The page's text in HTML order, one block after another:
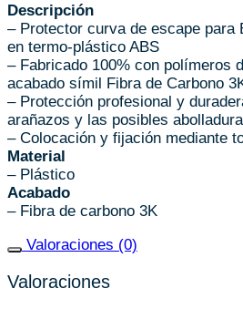
Descripción
– Protector curva de escape para
en termo-plástico ABS
– Fabricado 100% con polímeros
acabado símil Fibra de Carbono
– Protección profesional y
arañazos y las posibles
– Colocación y fijación mediante
Material
– Plástico
Acabado
– Fibra de carbono 3K
Valoraciones (0)
Valoraciones